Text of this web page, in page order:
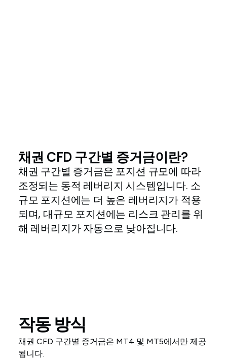
채권 CFD 구간별 증거금이란?
채권 구간별 증거금은 포지션 규모에 따라
조정되는 동적 레버리지 시스템입니다. 소
규모 포지션에는 더 높은 레버리지가 적용
되며, 대규모 포지션에는 리스크 관리를 위
해 레버리지가 자동으로 낮아집니다.
작동 방식
채권 CFD 구간별 증거금은 MT4 및 MT5에서만 제공
됩니다.